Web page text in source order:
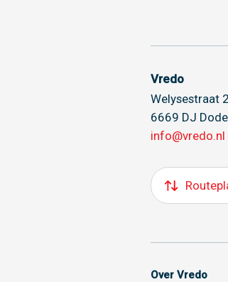
Vredo
Welysestraat
6669 DJ
info@vredo.nl
Over Vredo